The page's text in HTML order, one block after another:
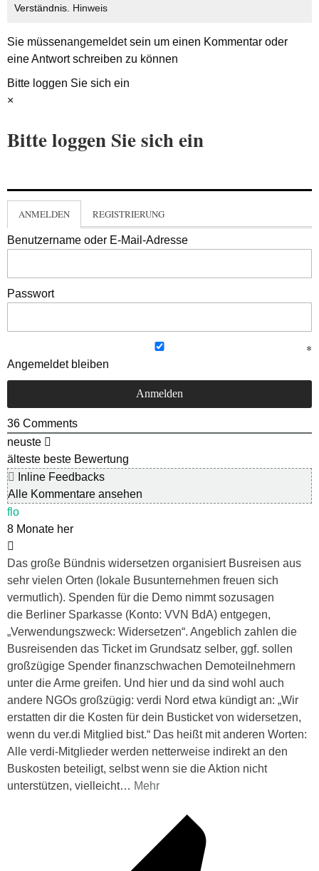
Verständnis. Hinweis
Sie müssenangemeldetsein um einen Kommentar oder
eine Antwort schreiben zu können
Bitte loggen Sie sich ein
×
Bitte loggen Sie sich ein
ANMELDEN REGISTRIERUNG
Benutzername oder E-Mail-Adresse
Passwort
Angemeldet bleiben
36 Comments
neuste
älteste beste Bewertung
Inline Feedbacks
Alle Kommentare ansehen
flo
8 Monate her
Das große Bündnis widersetzen organisiert Busreisen aus
sehr vielen Orten (lokale Busunternehmen freuen sich
vermutlich). Spenden für die Demo nimmt sozusagen
die Berliner Sparkasse (Konto: VVN BdA) entgegen,
„Verwendungszweck: Widersetzen“. Angeblich zahlen die
Busreisenden das Ticket im Grundsatz selber, ggf. sollen
großzügige Spender finanzschwachen Demoteilnehmern
unter die Arme greifen. Und hier und da sind wohl auch
andere NGOs großzügig: verdi Nord etwa kündigt an: „Wir
erstatten dir die Kosten für dein Busticket von widersetzen,
wenn du ver.di Mitglied bist.“ Das heißt mit anderen Worten:
Alle verdi-Mitglieder werden netterweise indirekt an den
Buskosten beteiligt, selbst wenn sie die Aktion nicht
unterstützen, vielleicht… Mehr